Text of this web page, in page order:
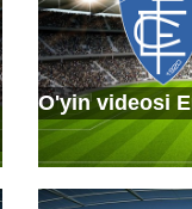
O'yin videosi